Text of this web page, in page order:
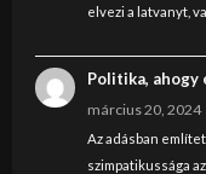
elvezi a latvanyt,
Politika, ahogy
március 20, 2024
Az adásban
szimpatikussága